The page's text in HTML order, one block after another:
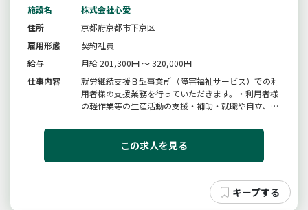
施設名
株式会社心愛
住所
京都府京都市下京区
雇用形態
契約社員
給与
月給 201,300円 ～ 320,000円
仕事内容
就労継続支援Ｂ型事業所（障害福祉サービス）での利
用者様の支援業務を行っていただきます。・利用者様
の軽作業等の生産活動の支援・補助・就職や自立、そ
事業所内の整備清掃、食器洗い、事務補助等、運営に
関する付随業務＊デザイン企画・ＳＮＳ発信やネット
この求人を見る